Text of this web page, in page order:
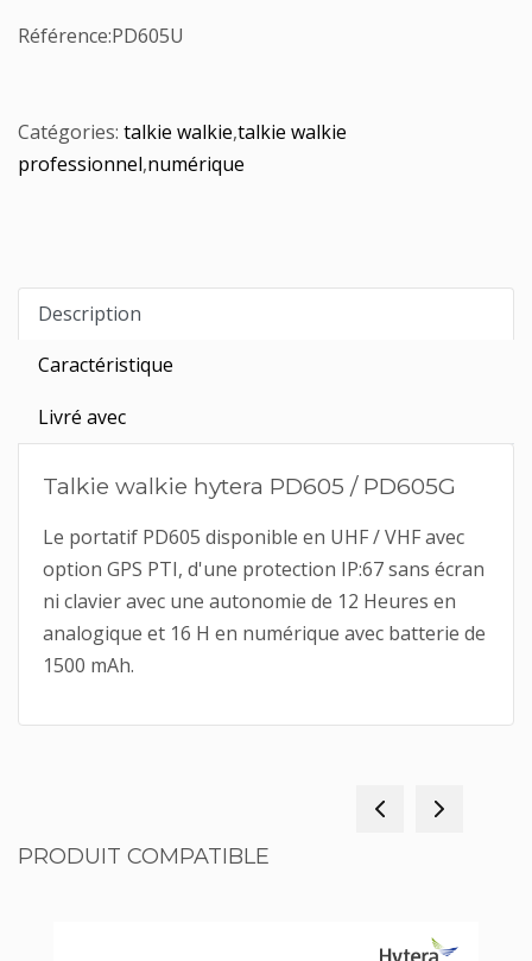
Référence:PD605U
Catégories: talkie walkie,talkie walkie
professionnel,numérique
Description
Caractéristique
Livré avec
Talkie walkie hytera PD605 / PD605G
Le portatif PD605 disponible en UHF / VHF avec
option GPS PTI, d'une protection IP:67 sans écran
ni clavier avec une autonomie de 12 Heures en
analogique et 16 H en numérique avec batterie de
1500 mAh.
PRODUIT COMPATIBLE